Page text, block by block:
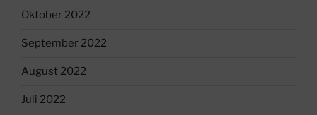
Oktober 2022
September 2022
August 2022
Juli 2022